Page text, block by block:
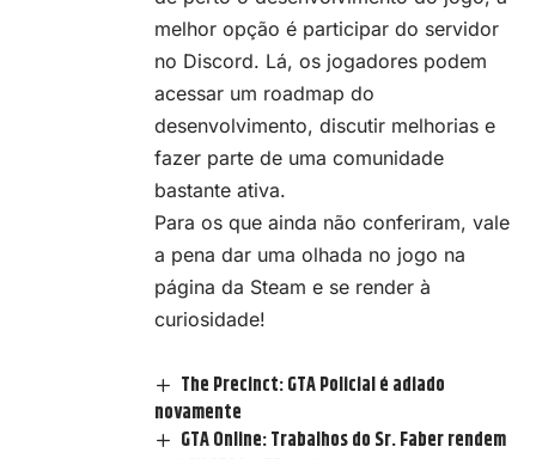
melhor opção é participar do servidor
no Discord. Lá, os jogadores podem
acessar um roadmap do
desenvolvimento, discutir melhorias e
fazer parte de uma comunidade
bastante ativa.
Para os que ainda não conferiram, vale
a pena dar uma olhada no jogo na
página da Steam e se render à
curiosidade!
The Precinct: GTA Policial é adiado
novamente
GTA Online: Trabalhos do Sr. Faber rendem